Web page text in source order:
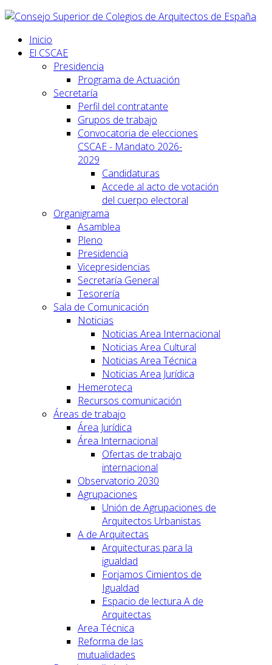
Inicio
El CSCAE
Presidencia
Programa de Actuación
Secretaría
Perfil del contratante
Grupos de trabajo
Convocatoria de elecciones
CSCAE - Mandato 2026-
2029
Candidaturas
Accede al acto de votación
del cuerpo electoral
Organigrama
Asamblea
Pleno
Presidencia
Vicepresidencias
Secretaría General
Tesorería
Sala de Comunicación
Noticias
Noticias Area Internacional
Noticias Area Cultural
Noticias Area Técnica
Noticias Area Jurídica
Hemeroteca
Recursos comunicación
Áreas de trabajo
Área Jurídica
Área Internacional
Ofertas de trabajo
internacional
Observatorio 2030
Agrupaciones
Unión de Agrupaciones de
Arquitectos Urbanistas
A de Arquitectas
Arquitecturas para la
igualdad
Forjamos Cimientos de
Igualdad
Espacio de lectura A de
Arquitectas
Area Técnica
Reforma de las
mutualidades